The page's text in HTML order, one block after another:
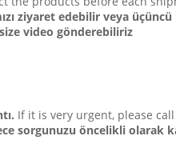
ziyaret edebilir veya
video gönderebiliriz
If it is very urgent, please
sorgunuzu öncelikli olarak